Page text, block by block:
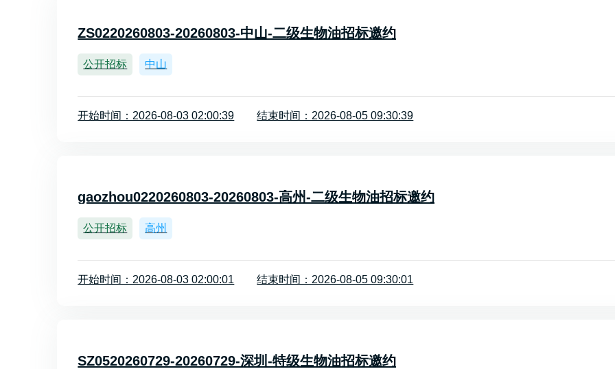
ZS0220260803-20260803-中山-二级生物油招标邀约
公开招标 中山
开始时间：2026-08-03 02:00:39 结束时间：2026-08-05 09:30:39
gaozhou0220260803-20260803-高州-二级生物油招标邀约
公开招标 高州
开始时间：2026-08-03 02:00:01 结束时间：2026-08-05 09:30:01
SZ0520260729-20260729-深圳-特级生物油招标邀约